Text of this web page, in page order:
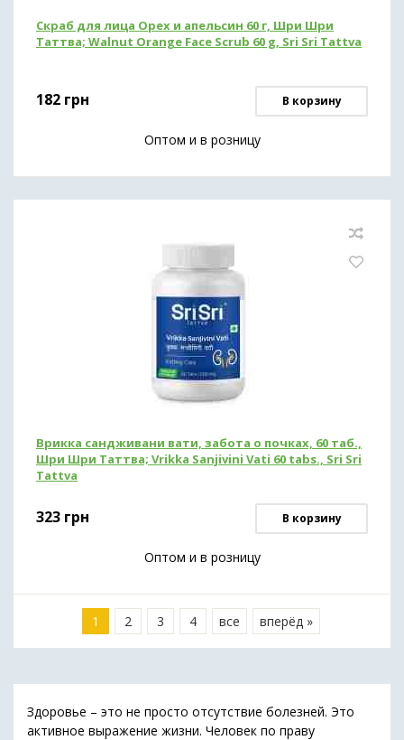
Скраб для лица Орех и апельсин 60 г, Шри Шри
Таттва; Walnut Orange Face Scrub 60 g, Sri Sri Tattva
182 грн В корзину
Оптом и в розницу
Врикка сандживани вати, забота о почках, 60 таб.,
Шри Шри Таттва; Vrikka Sanjivini Vati 60 tabs., Sri Sri
Tattva
323 грн В корзину
Оптом и в розницу
1 2 3 4 все вперёд »
Здоровье – это не просто отсутствие болезней. Это
активное выражение жизни. Человек по праву